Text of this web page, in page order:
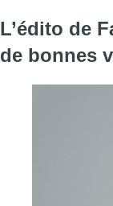
L’édito de
de bonnes